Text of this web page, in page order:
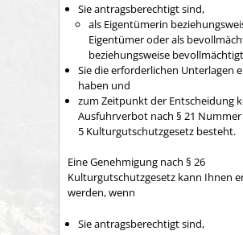
Sie antragsberechtigt sind,
als Eigentümerin
Eigentümer oder als
beziehungsweise
Sie die erforderlichen Unterlagen
haben und
zum Zeitpunkt der Entscheidung
Ausfuhrverbot nach § 21 Nummer
5 Kulturgutschutzgesetz besteht.
Eine Genehmigung nach § 26
Kulturgutschutzgesetz kann Ihnen
werden, wenn
Sie antragsberechtigt sind,